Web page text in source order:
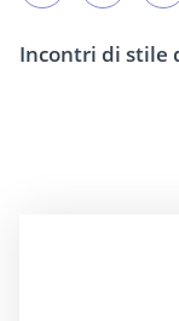
Incontri di stile